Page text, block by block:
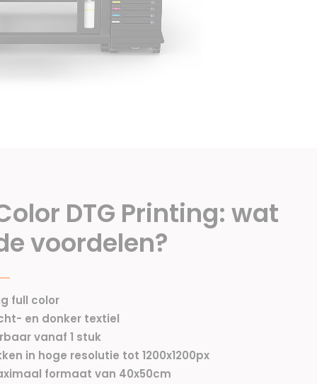
DTG Printing: wat
voordelen?
full color
en donker textiel
vanaf 1 stuk
in hoge resolutie tot 1200x1200px
formaat van 40x50cm